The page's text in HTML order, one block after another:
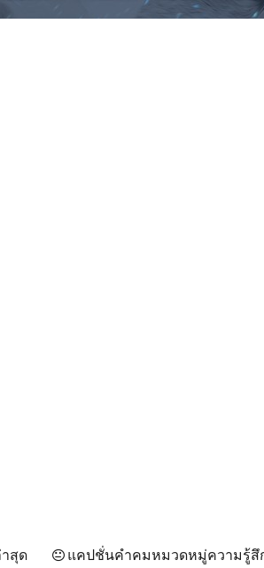
สุด แคปชั่นคำคมหมวดหมู่ความรู้สึ